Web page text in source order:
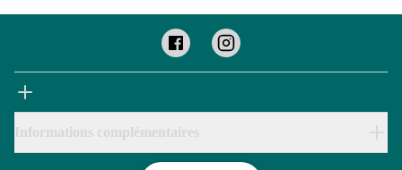
Informations complémentaires